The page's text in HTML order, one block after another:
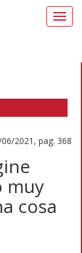
2021, pag. 368
muy
cosa